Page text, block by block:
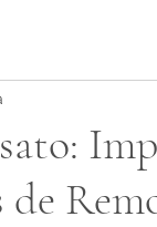
de